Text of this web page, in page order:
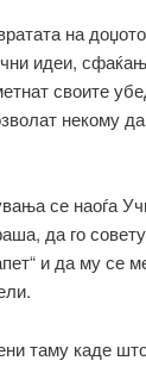
на
идеи,
своите
некому
се наоѓа
да го
и да му се
таму каде